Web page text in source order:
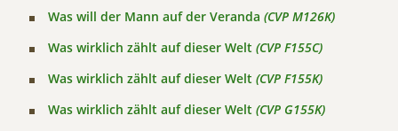
Was will der Mann auf der Veranda (CVP M126K)
Was wirklich zählt auf dieser Welt (CVP F155C)
Was wirklich zählt auf dieser Welt (CVP F155K)
Was wirklich zählt auf dieser Welt (CVP G155K)